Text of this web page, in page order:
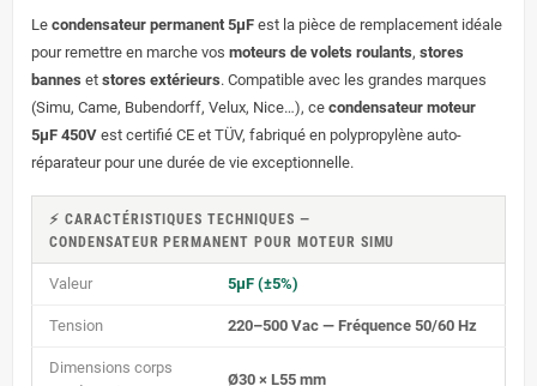
Le condensateur permanent 5µF est la pièce de remplacement idéale
pour remettre en marche vos moteurs de volets roulants, stores
bannes et stores extérieurs. Compatible avec les grandes marques
(Simu, Came, Bubendorff, Velux, Nice…), ce condensateur moteur
5µF 450V est certifié CE et TÜV, fabriqué en polypropylène auto-
réparateur pour une durée de vie exceptionnelle.
⚡ CARACTÉRISTIQUES TECHNIQUES —
CONDENSATEUR PERMANENT POUR MOTEUR SIMU
Valeur 5µF (±5%)
Tension 220–500 Vac — Fréquence 50/60 Hz
Dimensions corps
Ø30 × L55 mm